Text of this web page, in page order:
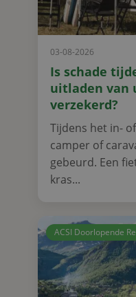
03-08-2026
Is schade
uitladen van
verzekerd?
Tijdens het in-
camper of
gebeurd. Een
kras...
ACSI Doorlopende